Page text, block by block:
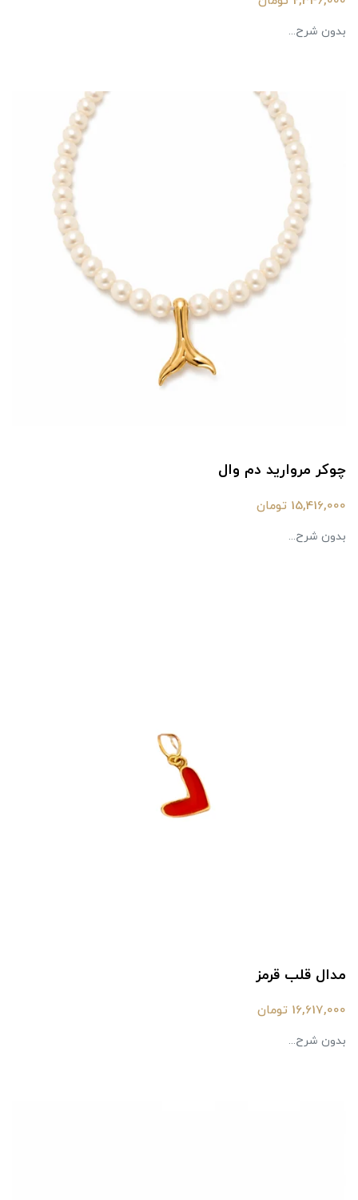
بدون شرح...
چوکر مروارید دم وال
15,416,000 تومان
بدون شرح...
مدال قلب قرمز
16,617,000 تومان
بدون شرح...